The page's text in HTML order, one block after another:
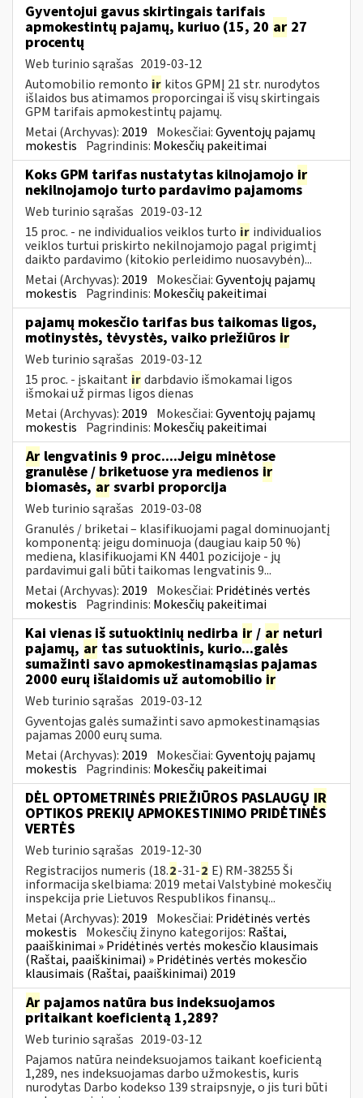
Gyventojui gavus skirtingais tarifais
apmokestintų pajamų, kuriuo (15, 20 ar 27
procentų
Web turinio sąrašas 2019-03-12
Automobilio remonto ir kitos GPMĮ 21 str. nurodytos
išlaidos bus atimamos proporcingai iš visų skirtingais
GPM tarifais apmokestintų pajamų.
Metai (Archyvas): 2019 Mokesčiai:Gyventojų pajamų
mokestis Pagrindinis: Mokesčių pakeitimai
Koks GPM tarifas nustatytas kilnojamojo ir
nekilnojamojo turto pardavimo pajamoms
Web turinio sąrašas 2019-03-12
15 proc. - ne individualios veiklos turto ir individualios
veiklos turtui priskirto nekilnojamojo pagal prigimtį
daikto pardavimo (kitokio perleidimo nuosavybėn)...
Metai (Archyvas): 2019 Mokesčiai:Gyventojų pajamų
mokestis Pagrindinis: Mokesčių pakeitimai
pajamų mokesčio tarifas bus taikomas ligos,
motinystės, tėvystės, vaiko priežiūros ir
Web turinio sąrašas 2019-03-12
15 proc. - įskaitant irdarbdavio išmokamai ligos
išmokai už pirmas ligos dienas
Metai (Archyvas): 2019 Mokesčiai:Gyventojų pajamų
mokestis Pagrindinis: Mokesčių pakeitimai
Ar lengvatinis 9 proc....Jeigu minėtose
granulėse / briketuose yra medienos ir
biomasės, ar svarbi proporcija
Web turinio sąrašas 2019-03-08
Granulės / briketai – klasifikuojami pagal dominuojantį
komponentą: jeigu dominuoja (daugiau kaip 50 %)
mediena, klasifikuojami KN 4401 pozicijoje - jų
pardavimui gali būti taikomas lengvatinis 9...
Metai (Archyvas): 2019 Mokesčiai: Pridėtinės vertės
mokestis Pagrindinis: Mokesčių pakeitimai
Kai vienas iš sutuoktinių nedirba ir / ar neturi
pajamų, ar tas sutuoktinis, kurio...galės
sumažinti savo apmokestinamąsias pajamas
2000 eurų išlaidomis už automobilio ir
Web turinio sąrašas 2019-03-12
Gyventojas galės sumažinti savo apmokestinamąsias
pajamas 2000 eurų suma.
Metai (Archyvas): 2019 Mokesčiai:Gyventojų pajamų
mokestis Pagrindinis: Mokesčių pakeitimai
DĖL OPTOMETRINĖS PRIEŽIŪROS PASLAUGŲ IR
OPTIKOS PREKIŲ APMOKESTINIMO PRIDĖTINĖS
VERTĖS
Web turinio sąrašas 2019-12-30
Registracijos numeris (18.2-31-2 E) RM-38255 Ši
informacija skelbiama: 2019 metai Valstybinė mokesčių
inspekcija prie Lietuvos Respublikos finansų...
Metai (Archyvas): 2019 Mokesčiai: Pridėtinės vertės
mokestis Mokesčių žinyno kategorijos: Raštai,
paaiškinimai » Pridėtinės vertės mokesčio klausimais
(Raštai, paaiškinimai) » Pridėtinės vertės mokesčio
klausimais (Raštai, paaiškinimai) 2019
Ar pajamos natūra bus indeksuojamos
pritaikant koeficientą 1,289?
Web turinio sąrašas 2019-03-12
Pajamos natūra neindeksuojamos taikant koeficientą
1,289, nes indeksuojamas darbo užmokestis, kuris
nurodytas Darbo kodekso 139 straipsnyje, o jis turi būti